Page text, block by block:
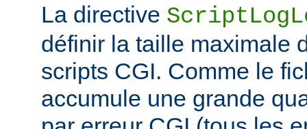
La directive
définir la taille maximale
scripts CGI. Comme le
accumule une grande